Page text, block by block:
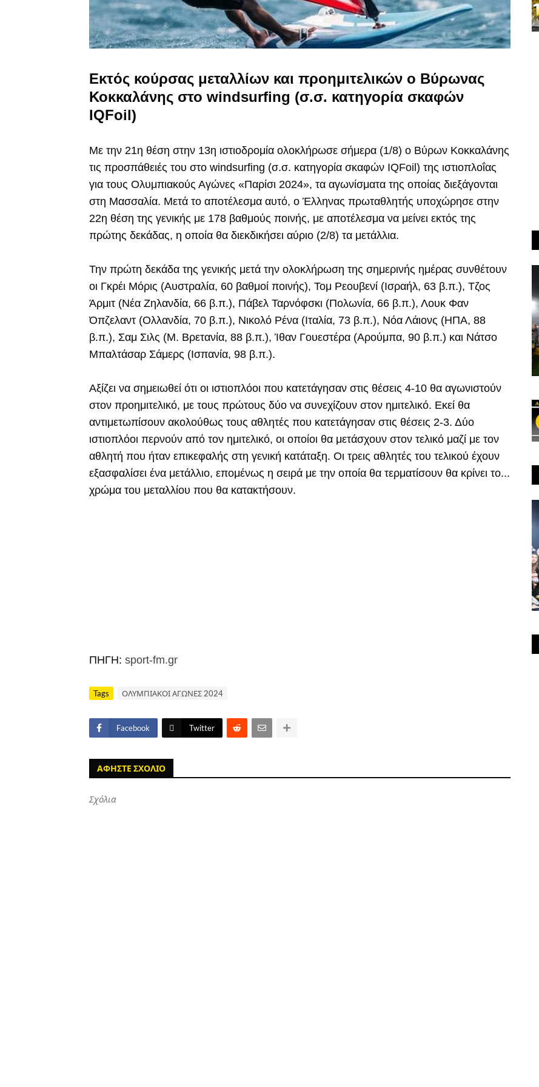
Εκτός κούρσας μεταλλίων και προημιτελικών ο Βύρωνας
Κοκκαλάνης στο windsurfing (σ.σ. κατηγορία σκαφών
IQFoil)
Με την 21η θέση στην 13η ιστιοδρομία ολοκλήρωσε σήμερα (1/8) ο Βύρων Κοκκαλάνης
τις προσπάθειές του στο windsurfing (σ.σ. κατηγορία σκαφών IQFoil) της ιστιοπλοΐας
για τους Ολυμπιακούς Αγώνες «Παρίσι 2024», τα αγωνίσματα της οποίας διεξάγονται
στη Μασσαλία. Μετά το αποτέλεσμα αυτό, ο Έλληνας πρωταθλητής υποχώρησε στην
22η θέση της γενικής με 178 βαθμούς ποινής, με αποτέλεσμα να μείνει εκτός της
πρώτης δεκάδας, η οποία θα διεκδικήσει αύριο (2/8) τα μετάλλια.
Την πρώτη δεκάδα της γενικής μετά την ολοκλήρωση της σημερινής ημέρας συνθέτουν
οι Γκρέι Μόρις (Αυστραλία, 60 βαθμοί ποινής), Τομ Ρεουβενί (Ισραήλ, 63 β.π.), Τζος
Άρμιτ (Νέα Ζηλανδία, 66 β.π.), Πάβελ Ταρνόφσκι (Πολωνία, 66 β.π.), Λουκ Φαν
Όπζελαντ (Ολλανδία, 70 β.π.), Νικολό Ρένα (Ιταλία, 73 β.π.), Νόα Λάιονς (ΗΠΑ, 88
β.π.), Σαμ Σιλς (Μ. Βρετανία, 88 β.π.), Ίθαν Γουεστέρα (Αρούμπα, 90 β.π.) και Νάτσο
Μπαλτάσαρ Σάμερς (Ισπανία, 98 β.π.).
Αξίζει να σημειωθεί ότι οι ιστιοπλόοι που κατετάγησαν στις θέσεις 4-10 θα αγωνιστούν
στον προημιτελικό, με τους πρώτους δύο να συνεχίζουν στον ημιτελικό. Εκεί θα
αντιμετωπίσουν ακολούθως τους αθλητές που κατετάγησαν στις θέσεις 2-3. Δύο
ιστιοπλόοι περνούν από τον ημιτελικό, οι οποίοι θα μετάσχουν στον τελικό μαζί με τον
αθλητή που ήταν επικεφαλής στη γενική κατάταξη. Οι τρεις αθλητές του τελικού έχουν
εξασφαλίσει ένα μετάλλιο, επομένως η σειρά με την οποία θα τερματίσουν θα κρίνει το...
χρώμα του μεταλλίου που θα κατακτήσουν.
ΠΗΓΗ: sport-fm.gr
Tags ΟΛΥΜΠΙΑΚΟΙ ΑΓΩΝΕΣ 2024
Facebook Twitter
ΑΦΗΣΤΕ ΣΧΟΛΙΟ
Σχόλια